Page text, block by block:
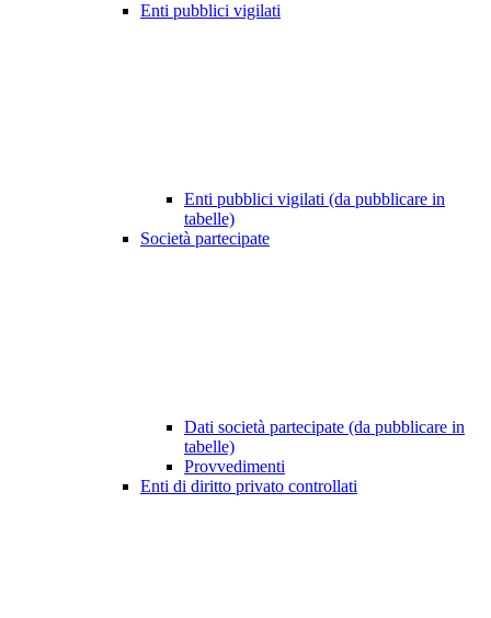
Enti pubblici vigilati
Enti pubblici vigilati (da pubblicare in
tabelle)
Società partecipate
Dati società partecipate (da pubblicare in
tabelle)
Provvedimenti
Enti di diritto privato controllati